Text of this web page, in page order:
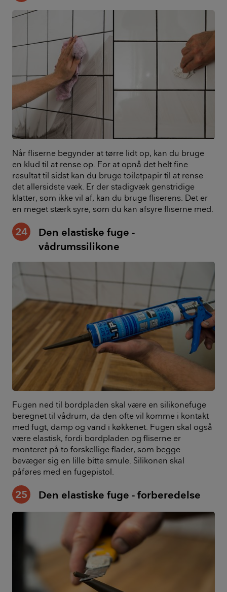
Når fliserne begynder at tørre lidt op, kan du bruge
en klud til at rense op. For at opnå det helt fine
resultat til sidst kan du bruge toiletpapir til at rense
det allersidste væk. Er der stadigvæk genstridige
klatter, som ikke vil af, kan du bruge fliserens. Det er
en meget stærk syre, som du kan afsyre fliserne med.
24
Den elastiske fuge -
vådrumssilikone
Fugen ned til bordpladen skal være en silikonefuge
beregnet til vådrum, da den ofte vil komme i kontakt
med fugt, damp og vand i køkkenet. Fugen skal også
være elastisk, fordi bordpladen og fliserne er
monteret på to forskellige flader, som begge
bevæger sig en lille bitte smule. Silikonen skal
påføres med en fugepistol.
25 Den elastiske fuge - forberedelse